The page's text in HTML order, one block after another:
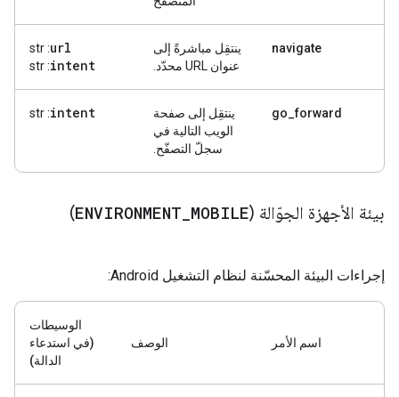
navigate
ينتقِل مباشرةً إلى
عنوان URL محدّد.
url
: str
intent
: str
go_forward
ينتقِل إلى صفحة
الويب التالية في
سجلّ التصفّح.
intent
: str
بيئة الأجهزة الجوّالة ( ENVIRONMENT MOBILE
)
إجراءات البيئة المحسّنة لنظام التشغيل Android:
اسم الأمر الوصف
الوسيطات
(في استدعاء
الدالة)